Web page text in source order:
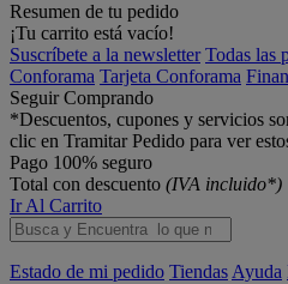
Resumen de tu pedido
¡Tu carrito está vacío!
Suscríbete a la newsletter Todas las
Conforama Tarjeta Conforama
Seguir Comprando
*Descuentos, cupones y servicios
clic en Tramitar Pedido para ver
Pago 100% seguro
Total con descuento (IVA incluido*)
Ir Al Carrito
Estado de mi pedido Tiendas Ayuda